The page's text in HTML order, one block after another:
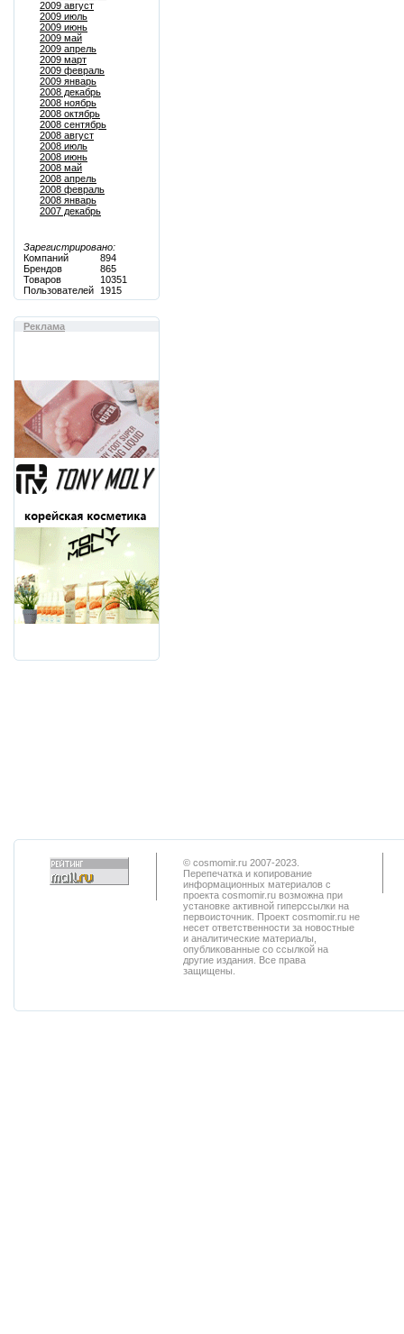
2009 август
2009 июль
2009 июнь
2009 май
2009 апрель
2009 март
2009 февраль
2009 январь
2008 декабрь
2008 ноябрь
2008 октябрь
2008 сентябрь
2008 август
2008 июль
2008 июнь
2008 май
2008 апрель
2008 февраль
2008 январь
2007 декабрь
Зарегистрировано:
Компаний
894
Брендов
865
Товаров
10351
Пользователей
1915
Реклама
© cosmomir.ru 2007-2023.
Перепечатка и копирование
информационных материалов с
проекта cosmomir.ru возможна при
установке активной гиперссылки на
первоисточник. Проект cosmomir.ru не
несет ответственности за новостные
и аналитические материалы,
опубликованные со ссылкой на
другие издания. Все права
защищены.